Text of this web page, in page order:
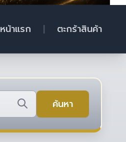
หน้าแรก | ตะกร้าสินค้า
ค้นหา